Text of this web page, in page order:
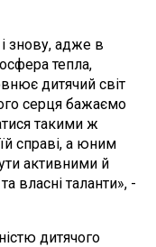
знову, адже в
тепла,
дитячий світ
серця бажаємо
такими ж
справі, а юним
активними й
власні таланти», -
дитячого